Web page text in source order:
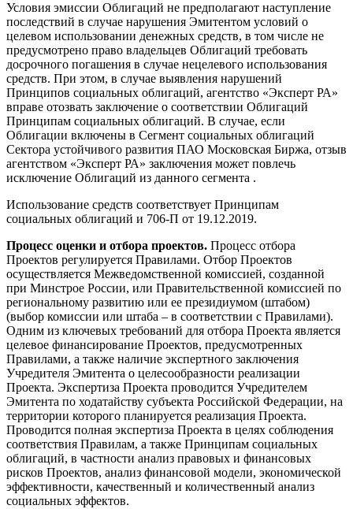
Условия эмиссии Облигаций не предполагают наступление
последствий в случае нарушения Эмитентом условий о
целевом использовании денежных средств, в том числе не
предусмотрено право владельцев Облигаций требовать
досрочного погашения в случае нецелевого использования
средств. При этом, в случае выявления нарушений
Принципов социальных облигаций, агентство «Эксперт РА»
вправе отозвать заключение о соответствии Облигаций
Принципам социальных облигаций. В случае, если
Облигации включены в Сегмент социальных облигаций
Сектора устойчивого развития ПАО Московская Биржа, отзыв
агентством «Эксперт РА» заключения может повлечь
исключение Облигаций из данного сегмента .
Использование средств соответствует Принципам
социальных облигаций и 706-П от 19.12.2019.
Процесс оценки и отбора проектов. Процесс отбора
Проектов регулируется Правилами. Отбор Проектов
осуществляется Межведомственной комиссией, созданной
при Минстрое России, или Правительственной комиссией по
региональному развитию или ее президиумом (штабом)
(выбор комиссии или штаба – в соответствии с Правилами).
Одним из ключевых требований для отбора Проекта является
целевое финансирование Проектов, предусмотренных
Правилами, а также наличие экспертного заключения
Учредителя Эмитента о целесообразности реализации
Проекта. Экспертиза Проекта проводится Учредителем
Эмитента по ходатайству субъекта Российской Федерации, на
территории которого планируется реализация Проекта.
Проводится полная экспертиза Проекта в целях соблюдения
соответствия Правилам, а также Принципам социальных
облигаций, в частности анализ правовых и финансовых
рисков Проектов, анализ финансовой модели, экономической
эффективности, качественный и количественный анализ
социальных эффектов.